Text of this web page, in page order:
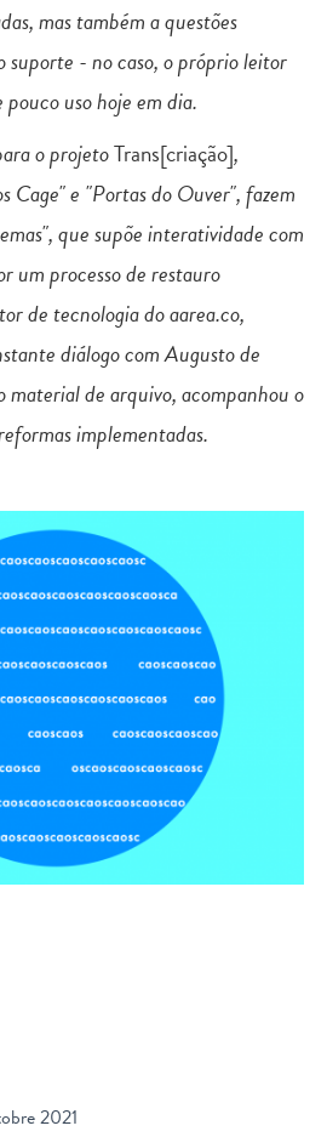
mas também a questões
suporte - no caso, o próprio leitor
uso hoje em dia.
o projetoTrans[criação],
Cage" e "Portas do Ouver", fazem
que supõe interatividade com
um processo de restauro
de tecnologia do aarea.co,
diálogo com Augusto de
material de arquivo, acompanhou o
implementadas.
2021